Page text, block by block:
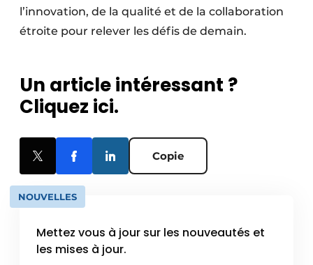
l’innovation, de la qualité et de la collaboration
étroite pour relever les défis de demain.
Un article intéressant ?
Cliquez ici.
Copie
NOUVELLES
Mettez vous à jour sur les nouveautés et
les mises à jour.